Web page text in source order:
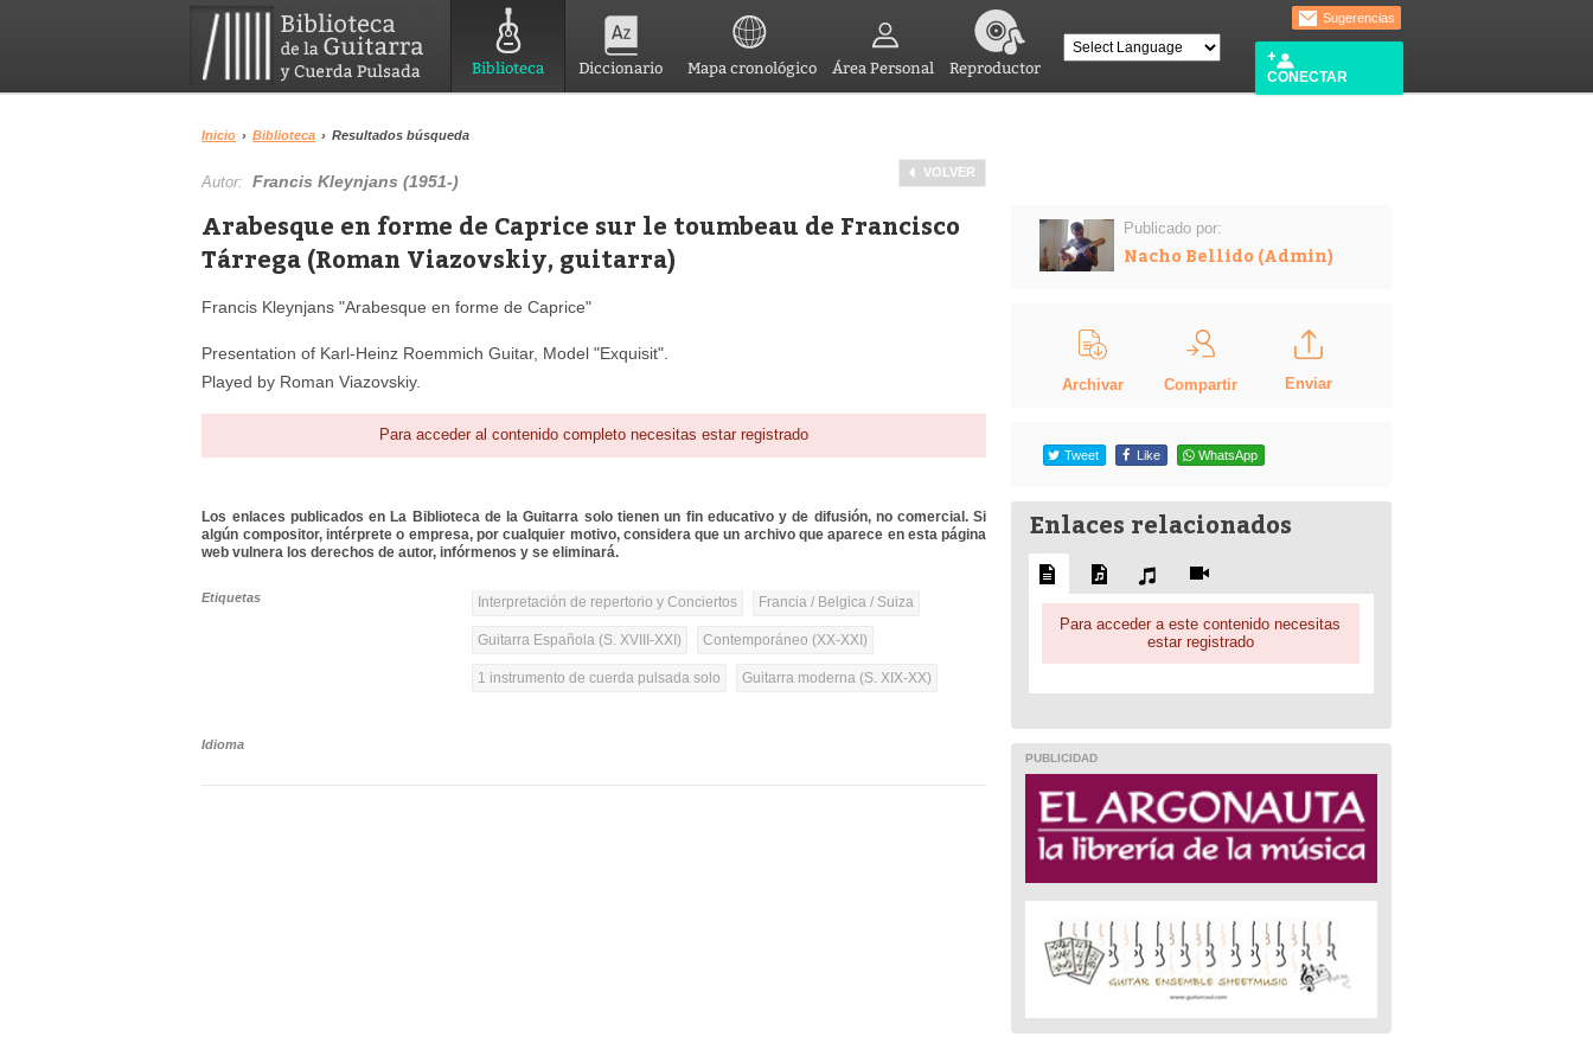
Biblioteca Diccionario Mapa cronológico Área Personal Reproductor
Sugerencias
CONECTAR
Inicio › Biblioteca › Resultados búsqueda
VOLVER
Autor:Francis Kleynjans (1951-)
Arabesque en forme de Caprice sur le toumbeau de Francisco
Tárrega (Roman Viazovskiy, guitarra)
Francis Kleynjans "Arabesque en forme de Caprice"
Presentation of Karl-Heinz Roemmich Guitar, Model "Exquisit".
Played by Roman Viazovskiy.
Para acceder al contenido completo necesitas estar registrado
Los enlaces publicados en La Biblioteca de la Guitarra solo tienen un fin educativo y de difusión, no comercial. Si
algún compositor, intérprete o empresa, por cualquier motivo, considera que un archivo que aparece en esta página
web vulnera los derechos de autor, infórmenos y se eliminará.
Etiquetas Interpretación de repertorio y Conciertos Francia / Belgica / Suiza
Guitarra Española (S. XVIII-XXI) Contemporáneo (XX-XXI)
1 instrumento de cuerda pulsada solo Guitarra moderna (S. XIX-XX)
Idioma
Publicado por:
Nacho Bellido (Admin)
Archivar Compartir Enviar
Tweet Like WhatsApp
Enlaces relacionados
Para acceder a este contenido necesitas
estar registrado
PUBLICIDAD